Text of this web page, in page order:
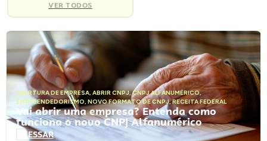
VER TODOS
ABERTURA DE EMPRESA, ABRIR CNPJ,CNPJ ALFANUMÉRICO,
EMPREENDEDORISMO, NOVO FORMATO DE CNPJ,RECEITA FEDERAL
Vai abrir uma empresa? Entenda como
funciona o novo CNPJ Alfanumérico
ACESSAR